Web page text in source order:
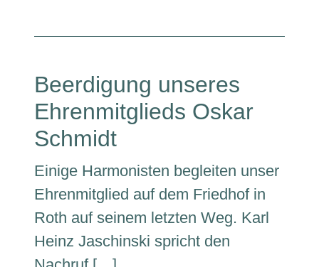
Beerdigung unseres
Ehrenmitglieds Oskar
Schmidt
Einige Harmonisten begleiten unser
Ehrenmitglied auf dem Friedhof in
Roth auf seinem letzten Weg. Karl
Heinz Jaschinski spricht den